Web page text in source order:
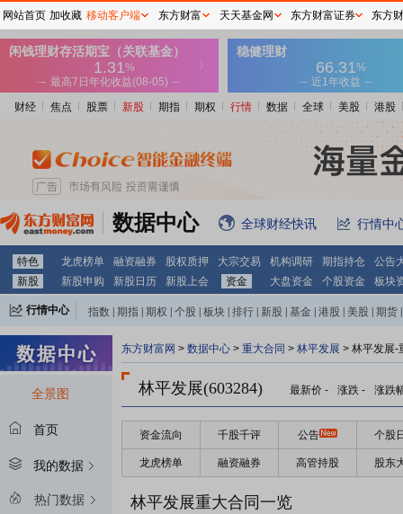
财经 焦点 股票 新股 期指 期权 行情 数据 全球 美股 港股
数据中心 全球财经快讯 行情中
特色 龙虎榜单 融资融券 股权质押 大宗交易 机构调研 期指持仓
公告
新股
新股申购 新股日历 新股上会 资金 大盘资金 个股资金 板块
行情中心 指数 期指 期权 个股 板块 排行 新股 基金 港股 美股 期货
全景图
首页
我的数据
热门数据
东方财富网 > 数据中心 > 重大合同 > 林平发展 > 林平发展-
林平发展(603284) 最新价 - 涨跌 - 涨跌
资金流向 千股千评 公告 个股
龙虎榜单 融资融券 高管持股 股东
林平发展重大合同一览
网站首页 加收藏 移动客户端 东方财富 天天基金网 东方财富证券 东方